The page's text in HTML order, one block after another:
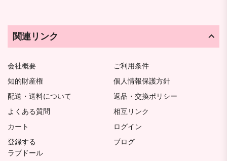
関連リンク
会社概要
ご利用条件
知的財産権
個人情報保護方針
配送・送料について
返品・交換ポリシー
よくある質問
相互リンク
カート
ログイン
登録する
ブログ
ラブドール